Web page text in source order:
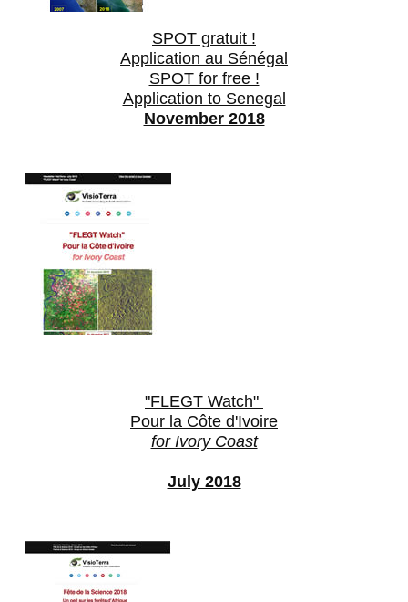
SPOT gratuit !
Application au Sénégal
SPOT for free !
Application to Senegal
November 2018
"FLEGT Watch"
Pour la Côte d'Ivoire
for Ivory Coast
July 2018